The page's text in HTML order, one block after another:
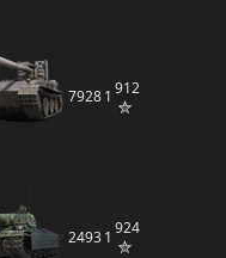
79281 912
24931 924